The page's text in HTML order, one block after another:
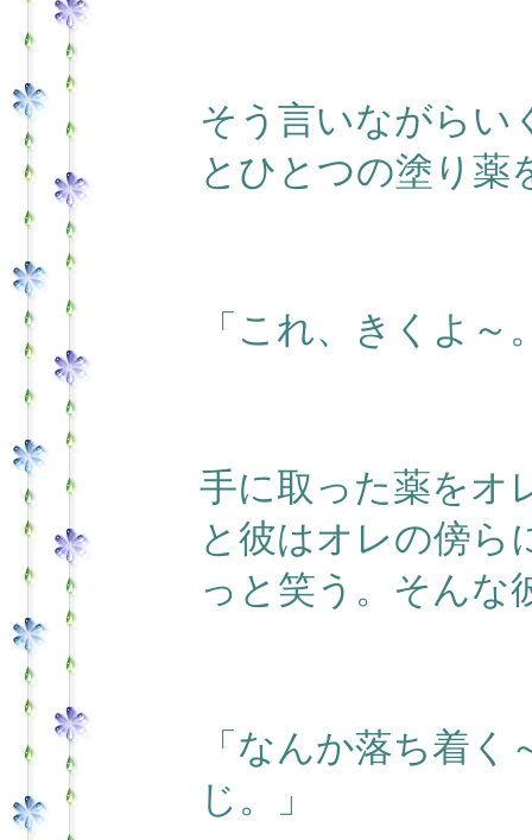
そう言いながらい
とひとつの塗り薬
「これ、きくよ～
手に取った薬をオ
と彼はオレの傍ら
っと笑う。そんな
「なんか落ち着
じ。」